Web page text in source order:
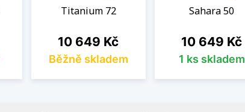
Titanium 72
Cena
10 649 Kč
Běžně skladem
Sahara 50
Cena
10 649 Kč
1 ks skladem